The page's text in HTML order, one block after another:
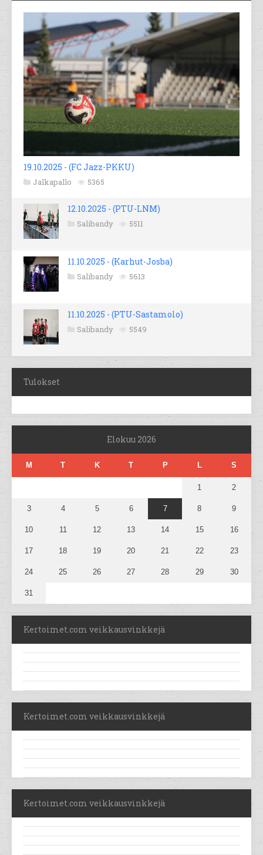
19.10.2025 - (FC Jazz-PKKU)
Jalkapallo 5365
12.10.2025 - (PTU-LNM)
Salibandy 5511
11.10.2025 - (Karhut-Josba)
Salibandy 5613
11.10.2025 - (PTU-Sastamolo)
Salibandy 5549
Tulokset
Elokuu 2026
M T K T P L S
1 2
3 4 5 6 7 8 9
10 11 12 13 14 15 16
17 18 19 20 21 22 23
24 25 26 27 28 29 30
31
Kertoimet.com veikkausvinkkejä
Kertoimet.com veikkausvinkkejä
Kertoimet.com veikkausvinkkejä